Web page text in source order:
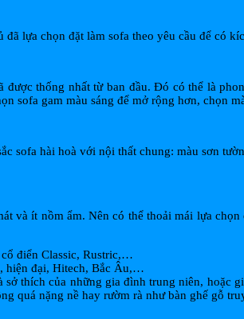
lựa chọn đặt làm sofa theo yêu cầu để có
thống nhất từ ban đầu. Đó có thể là
sofa gam màu sáng để mở rộng hơn, chọn
sofa hài hoà với nội thất chung: màu sơn
và ít nồm ẩm. Nên có thể thoải mái lựa
điển Classic, Rustric,…
hiện đại, Hitech, Bắc Âu,…
thích của những gia đình trung niên, hoặc
quá nặng nề hay rườm rà như bàn ghế gỗ